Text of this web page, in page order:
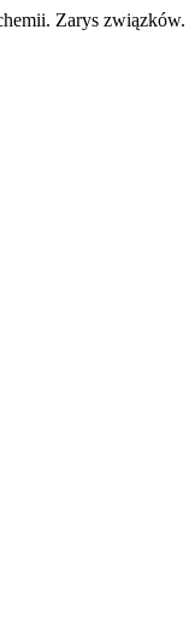
Zarys związków.